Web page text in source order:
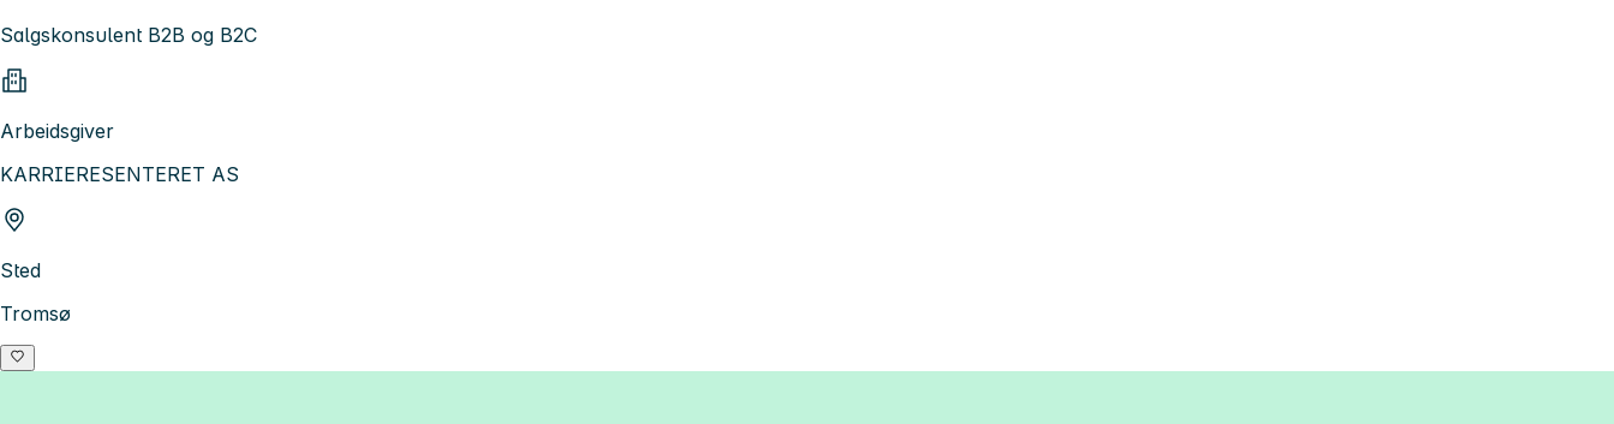
Salgskonsulent B2B og B2C
Arbeidsgiver
KARRIERESENTERET AS
Sted
Tromsø